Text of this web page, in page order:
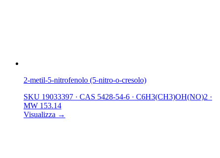
2-metil-5-nitrofenolo (5-nitro-o-cresolo)
SKU 19033397 · CAS 5428-54-6 · C6H3(CH3)OH(NO)2 ·
MW 153.14
Visualizza →